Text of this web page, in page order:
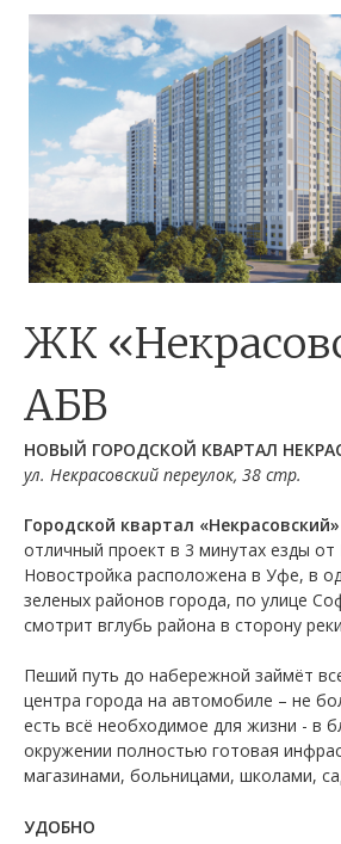
ЖК
АБВ
НОВЫЙ ГОРОДСКОЙ КВАРТАЛ
ул. Некрасовский переулок, 38 стр.
Городской квартал «Некрасовский»
отличный проект в 3 минутах езды
Новостройка расположена в Уфе, в
зеленых районов города, по улице
смотрит вглубь района в сторону
Пеший путь до набережной займёт
центра города на автомобиле – не
есть всё необходимое для жизни - в
окружении полностью готовая
магазинами, больницами, школами,
УДОБНО